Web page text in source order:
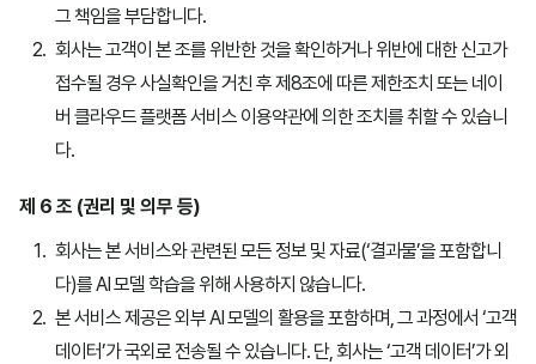
그 책임을 부담합니다.
회사는 고객이 본 조를 위반한 것을 확인하거나 위반에 대한 신고가
접수될 경우 사실확인을 거친 후 제8조에 따른 제한조치 또는 네이
버 클라우드 플랫폼 서비스 이용약관에 의한 조치를 취할 수 있습니
다.
제 6 조 (권리 및 의무 등)
회사는 본 서비스와 관련된 모든 정보 및 자료(‘결과물’을 포함합니
다)를 AI 모델 학습을 위해 사용하지 않습니다.
본 서비스 제공은 외부 AI 모델의 활용을 포함하며, 그 과정에서 ‘고객
데이터’가 국외로 전송될 수 있습니다. 단, 회사는 ‘고객 데이터’가 외